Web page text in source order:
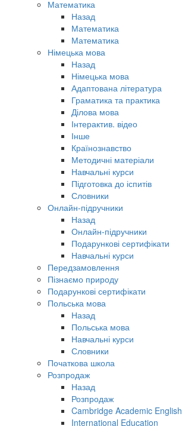
Математика
Назад
Математика
Математика
Німецька мова
Назад
Німецька мова
Адаптована література
Граматика та практика
Ділова мова
Інтерактив. відео
Інше
Країнознавство
Методичні матеріали
Навчальні курси
Підготовка до іспитів
Словники
Онлайн-підручники
Назад
Онлайн-підручники
Подарункові сертифікати
Навчальні курси
Передзамовлення
Пізнаємо природу
Подарункові сертифікати
Польська мова
Назад
Польська мова
Навчальні курси
Словники
Початкова школа
Розпродаж
Назад
Розпродаж
Cambridge Academic English
International Education